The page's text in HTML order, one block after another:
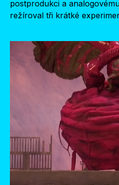
postprodukci a
režíroval tři krátké